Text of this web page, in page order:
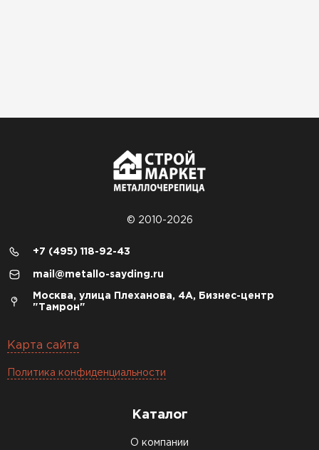
© 2010-2026
+7 (495) 118-92-43
mail@metallo-sayding.ru
Москва, улица Плеханова, 4А, Бизнес-центр
"Тамрон"
Карта сайта
Политика конфиденциальности
Каталог
О компании